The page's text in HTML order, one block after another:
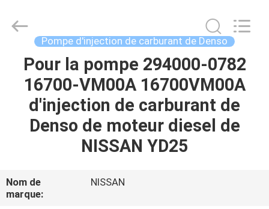
MAISON
VIDÉOS
Parts
Pompe d'injection de carburant de Denso
Pour la pompe 294000-0782
16700-VM00A 16700VM00A
d'injection de carburant de
Denso de moteur diesel de
NISSAN YD25
Nom de
marque:
NISSAN